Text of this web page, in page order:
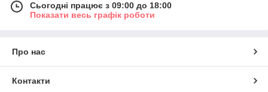
Сьогодні працює з 09:00 до 18:00
Показати весь графік роботи
Про нас
Контакти